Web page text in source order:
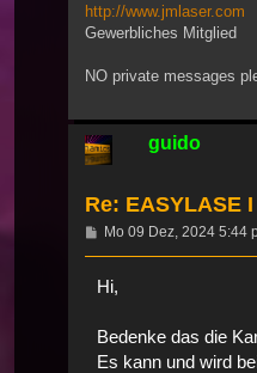
http://www.jmlaser.com
Gewerbliches Mitglied
NO private messages
guido
Re: EASYLASE
Beitrag
Mo 09 Dez, 2024 5:44
Hi,
Bedenke das die
Es kann und wird